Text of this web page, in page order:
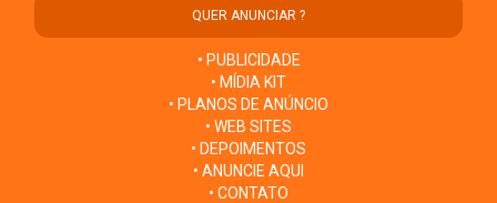
QUER ANUNCIAR ?
• PUBLICIDADE
• MÍDIA KIT
• PLANOS DE ANÚNCIO
• WEB SITES
• DEPOIMENTOS
• ANUNCIE AQUI
• CONTATO